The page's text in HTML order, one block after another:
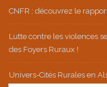
CNFR : découvrez le
Lutte contre les violences
des Foyers Ruraux !
Univers-Cités Rurales en